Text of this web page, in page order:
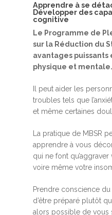
Apprendre à se
Développer des
cognitive
Le Programme de
sur la Réduction du
avantages
physique et mentale.
Il peut aider les
troubles tels que
et même certaines
La pratique de MBSR
apprendre à vous
qui ne font
voire même votre
Prendre conscience
d’être préparé plutôt
alors possible de vous